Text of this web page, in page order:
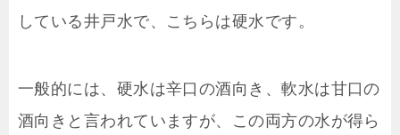
している井戸水で、こちらは硬水です。
一般的には、硬水は辛口の酒向き、軟水は甘口の
酒向きと言われていますが、この両方の水が得ら